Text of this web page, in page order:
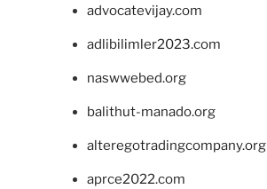
advocatevijay.com
adlibilimler2023.com
naswwebed.org
balithut-manado.org
alteregotradingcompany.org
aprce2022.com